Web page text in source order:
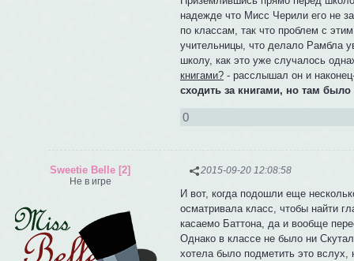
надежде что Мисс Черили его не
по классам, так что проблем с
учительницы, что делало Рамбла
школу, как это уже случалось
книгами? - расслышал он и
сходить за книгами, но там
0
2015-09-20 12:08:58
Sweetie Belle [2]
Не в игре
И вот, когда подошли еще
осматривала класс, чтобы найти
касаемо Баттона, да и вообще
Однако в классе не было ни
хотела было подметить это